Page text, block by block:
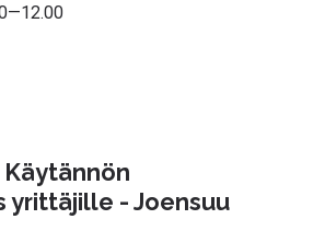
yrittäjille - Joensuu